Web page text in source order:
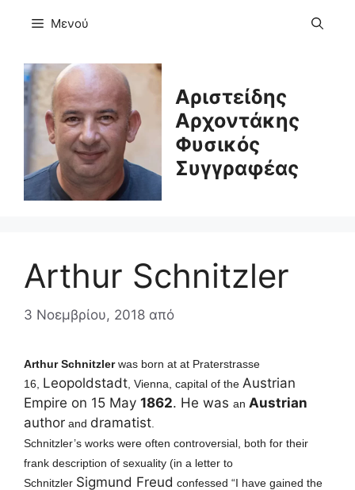
Μενού
Αριστείδης
Αρχοντάκης
Φυσικός
Συγγραφέας
Arthur Schnitzler
3 Νοεμβρίου, 2018 από
Arthur Schnitzlerwas born at at Praterstrasse
16, Leopoldstadt , Vienna, capital of the Austrian
Empire on 15 May 1862. He was an Austrian
author and dramatist
Schnitzler’s works were often controversial, both for their
frank description of sexuality (in a letter to
Schnitzler Sigmund Freud confessed “I have gained the